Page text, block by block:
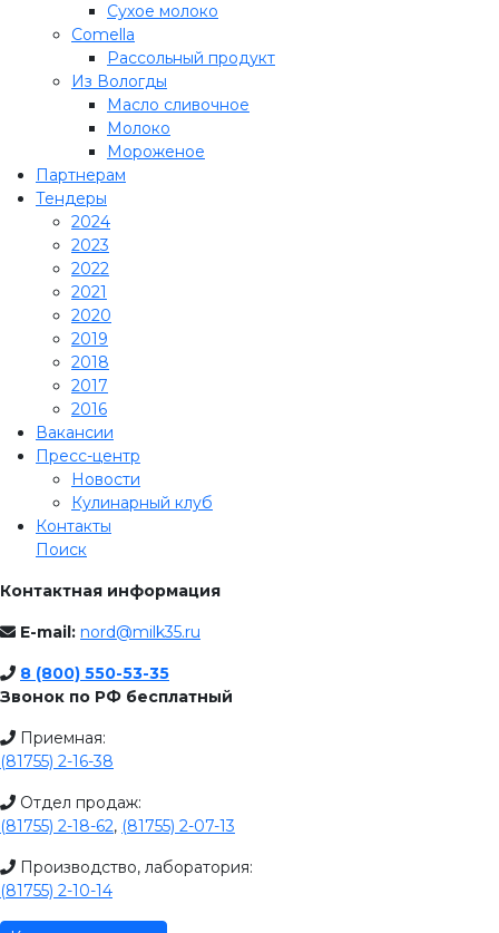
Сухое молоко
Comеlla
Рассольный продукт
Из Вологды
Масло сливочное
Молоко
Мороженое
Партнерам
Тендеры
2024
2023
2022
2021
2020
2019
2018
2017
2016
Вакансии
Пресс-центр
Новости
Кулинарный клуб
Контакты
Поиск
Контактная информация
E-mail: nord@milk35.ru
8 (800) 550-53-35
Звонок по РФ бесплатный
Приемная:
(81755) 2-16-38
Отдел продаж:
(81755) 2-18-62, (81755) 2-07-13
Производство, лаборатория:
(81755) 2-10-14